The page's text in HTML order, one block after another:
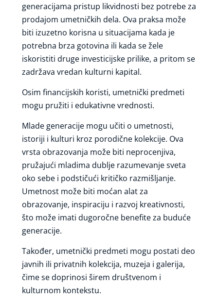
generacijama pristup likvidnosti bez potrebe za
prodajom umetničkih dela. Ova praksa može
biti izuzetno korisna u situacijama kada je
potrebna brza gotovina ili kada se žele
iskoristiti druge investicijske prilike, a pritom se
zadržava vredan kulturni kapital.
Osim financijskih koristi, umetnički predmeti
mogu pružiti i edukativne vrednosti.
Mlade generacije mogu učiti o umetnosti,
istoriji i kulturi kroz porodične kolekcije. Ova
vrsta obrazovanja može biti neprocenjiva,
pružajući mladima dublje razumevanje sveta
oko sebe i podstičući kritičko razmišljanje.
Umetnost može biti moćan alat za
obrazovanje, inspiraciju i razvoj kreativnosti,
što može imati dugoročne benefite za buduće
generacije.
Također, umetnički predmeti mogu postati deo
javnih ili privatnih kolekcija, muzeja i galerija,
čime se doprinosi širem društvenom i
kulturnom kontekstu.